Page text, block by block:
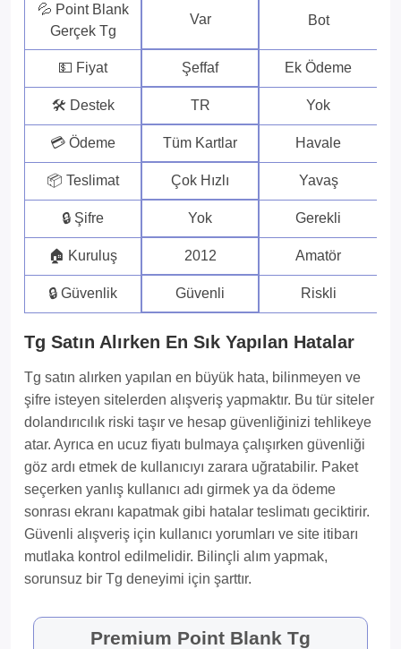
💦 Point Blank
Gerçek Tg
Var Bot
💵 Fiyat Şeffaf Ek Ödeme
🛠 Destek TR Yok
💳 Ödeme Tüm Kartlar Havale
📦 Teslimat Çok Hızlı Yavaş
🔒 Şifre Yok Gerekli
🏠 Kuruluş 2012 Amatör
🔒 Güvenlik Güvenli Riskli
Tg Satın Alırken En Sık Yapılan Hatalar
Tg satın alırken yapılan en büyük hata, bilinmeyen ve
şifre isteyen sitelerden alışveriş yapmaktır. Bu tür siteler
dolandırıcılık riski taşır ve hesap güvenliğinizi tehlikeye
atar. Ayrıca en ucuz fiyatı bulmaya çalışırken güvenliği
göz ardı etmek de kullanıcıyı zarara uğratabilir. Paket
seçerken yanlış kullanıcı adı girmek ya da ödeme
sonrası ekranı kapatmak gibi hatalar teslimatı geciktirir.
Güvenli alışveriş için kullanıcı yorumları ve site itibarı
mutlaka kontrol edilmelidir. Bilinçli alım yapmak,
sorunsuz bir Tg deneyimi için şarttır.
Premium Point Blank Tg